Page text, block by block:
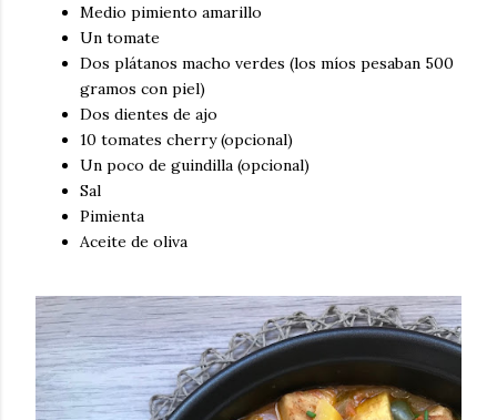
Medio pimiento amarillo
Un tomate
Dos plátanos macho verdes (los míos pesaban 500
gramos con piel)
Dos dientes de ajo
10 tomates cherry (opcional)
Un poco de guindilla (opcional)
Sal
Pimienta
Aceite de oliva